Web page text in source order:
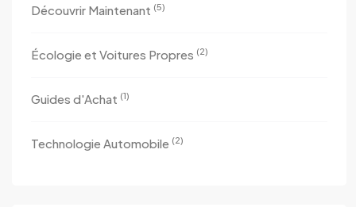
Découvrir Maintenant (5)
Écologie et Voitures Propres (2)
Guides d'Achat (1)
Technologie Automobile (2)